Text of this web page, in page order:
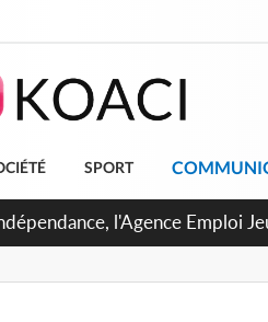
SPORT
les agents contractuels